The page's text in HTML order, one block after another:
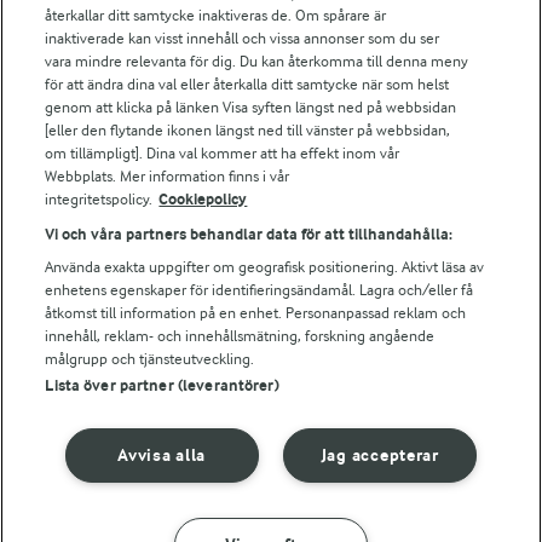
Arlas kundportal
Arla.com
Falbygdens Ost
Arla webbshop
Bildbank
Följ oss
© 2026 Arla Foods
Ändra cookie-inställningar
återkallar ditt samtycke inaktiveras de. Om spårare är
inaktiverade kan visst innehåll och vissa annonser som du ser
vara mindre relevanta för dig. Du kan återkomma till denna meny
för att ändra dina val eller återkalla ditt samtycke när som helst
genom att klicka på länken Visa syften längst ned på webbsidan
[eller den flytande ikonen längst ned till vänster på webbsidan,
om tillämpligt]. Dina val kommer att ha effekt inom vår
Webbplats. Mer information finns i vår
integritetspolicy. Cookiepolicy
Vi och våra partners behandlar data för att tillhandahålla:
Använda exakta uppgifter om geografisk positionering. Aktivt läsa av
enhetens egenskaper för identifieringsändamål. Lagra och/eller få
åtkomst till information på en enhet. Personanpassad reklam och
innehåll, reklam- och innehållsmätning, forskning angående
målgrupp och tjänsteutveckling.
Lista över partner (leverantörer)
Jag accepterar
Avvisa alla